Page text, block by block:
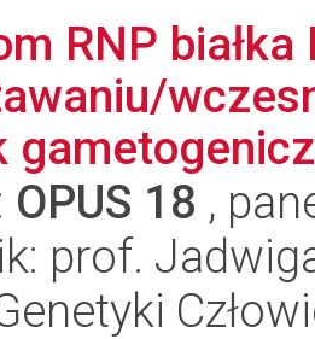
RNP
OPUS 18 ,
prof.